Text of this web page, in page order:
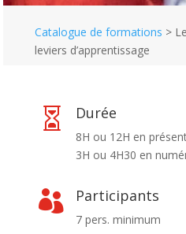
Catalogue de formations >
leviers d’apprentissage
 Durée
8H ou 12H en
3H ou 4H30 en
 Participants
7 pers. minimum